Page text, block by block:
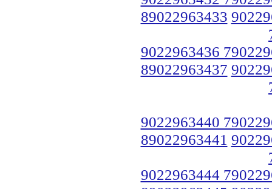
89022963433
9022963436
89022963437
9022963440
89022963441
9022963444